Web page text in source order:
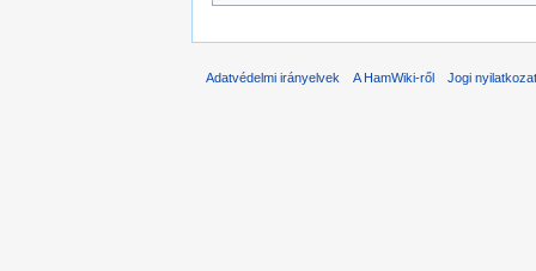
Adatvédelmi irányelvek A HamWiki-ről Jogi